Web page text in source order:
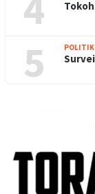
5 POLITIK